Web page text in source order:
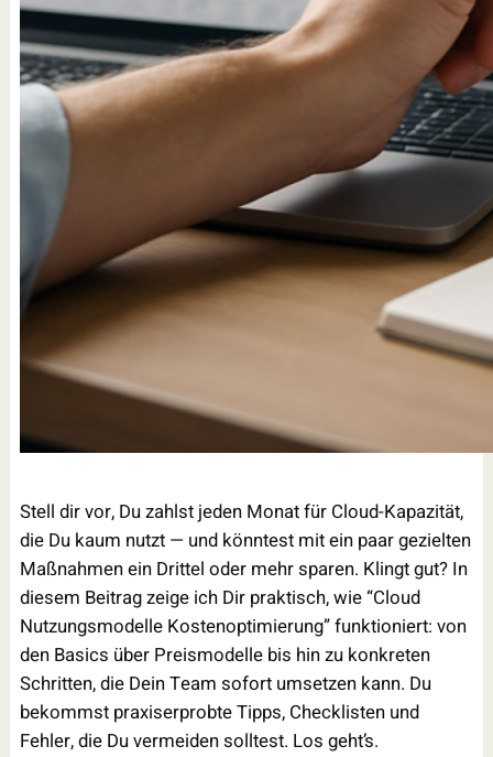
Stell dir vor, Du zahlst jeden Monat für Cloud-Kapazität,
die Du kaum nutzt — und könntest mit ein paar gezielten
Maßnahmen ein Drittel oder mehr sparen. Klingt gut? In
diesem Beitrag zeige ich Dir praktisch, wie “Cloud
Nutzungsmodelle Kostenoptimierung” funktioniert: von
den Basics über Preismodelle bis hin zu konkreten
Schritten, die Dein Team sofort umsetzen kann. Du
bekommst praxiserprobte Tipps, Checklisten und
Fehler, die Du vermeiden solltest. Los geht’s.